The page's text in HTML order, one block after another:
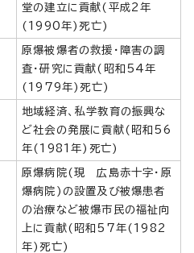
堂の建立に貢献(平成2年
(1990年)死亡)
原爆被爆者の救援・障害の調
査・研究に貢献(昭和54年
(1979年)死亡)
地域経済、私学教育の振興な
ど社会の発展に貢献(昭和56
年(1981年)死亡)
原爆病院(現 広島赤十字・原
爆病院)の設置及び被爆患者
の治療など被爆市民の福祉向
上に貢献(昭和57年(1982
年)死亡)